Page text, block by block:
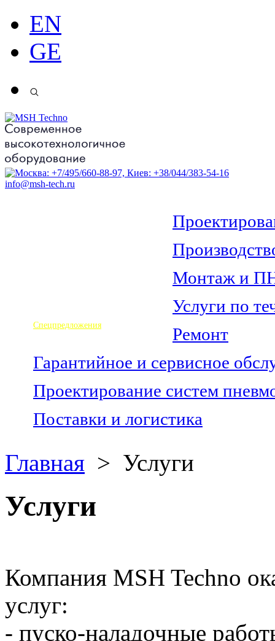
EN
GE
info@msh-tech.ru
Спецпредложения
Монтаж и
Услуги по
Ремонт
Гарантийное и сервисное
Проектирование систем
Поставки и логистика
Главная > Услуги
Услуги
Компания MSH Techno
услуг:
- пуско-наладочные